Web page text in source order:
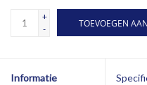
+
-
TOEVOEGEN
Informatie